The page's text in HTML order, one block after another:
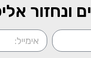
ונחזור